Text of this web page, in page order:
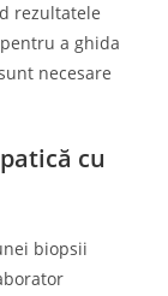
rezultatele
a ghida
necesare
cu
biopsii